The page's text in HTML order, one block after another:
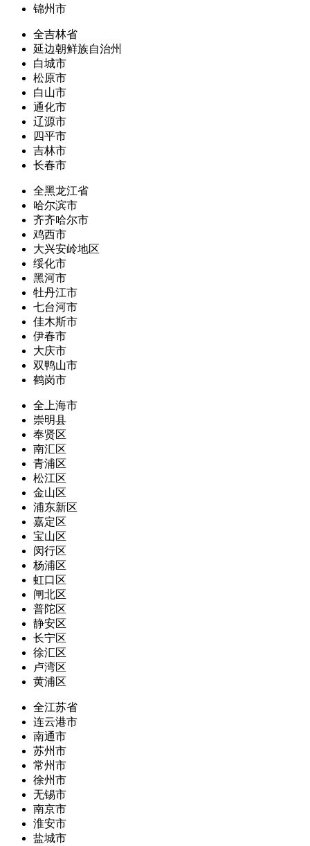
锦州市
全吉林省
延边朝鲜族自治州
白城市
松原市
白山市
通化市
辽源市
四平市
吉林市
长春市
全黑龙江省
哈尔滨市
齐齐哈尔市
鸡西市
大兴安岭地区
绥化市
黑河市
牡丹江市
七台河市
佳木斯市
伊春市
大庆市
双鸭山市
鹤岗市
全上海市
崇明县
奉贤区
南汇区
青浦区
松江区
金山区
浦东新区
嘉定区
宝山区
闵行区
杨浦区
虹口区
闸北区
普陀区
静安区
长宁区
徐汇区
卢湾区
黄浦区
全江苏省
连云港市
南通市
苏州市
常州市
徐州市
无锡市
南京市
淮安市
盐城市